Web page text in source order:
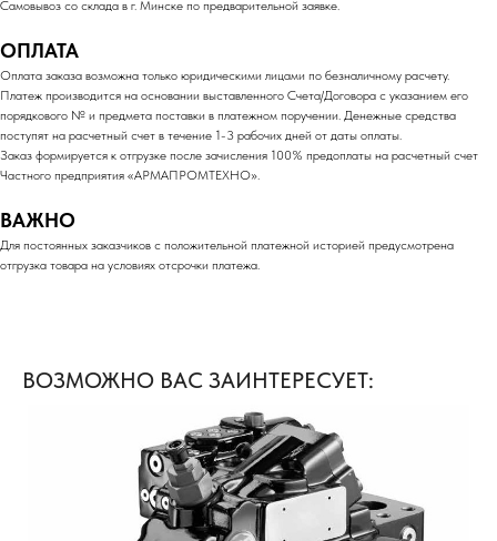
Самовывоз со склада в г. Минске по предварительной заявке.
ОПЛАТА
Оплата заказа возможна только юридическими лицами по безналичному расчету.
Платеж производится на основании выставленного Счета/Договора с указанием его
порядкового № и предмета поставки в платежном поручении. Денежные средства
поступят на расчетный счет в течение 1-3 рабочих дней от даты оплаты.
Заказ формируется к отгрузке после зачисления 100% предоплаты на расчетный счет
Частного предприятия «АРМАПРОМТЕХНО».
ВАЖНО
Для постоянных заказчиков с положительной платежной историей предусмотрена
отгрузка товара на условиях отсрочки платежа.
ВОЗМОЖНО ВАС ЗАИНТЕРЕСУЕТ: